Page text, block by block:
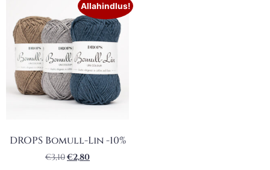
Allahindlus!
DROPS Bomull-Lin -10%
€3,10€2,80